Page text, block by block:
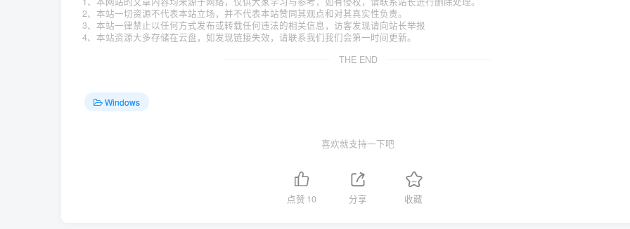
2、本站一切资源不代表本站立场，并不代表本站赞同其观点和对其真实性负责。
3、本站一律禁止以任何方式发布或转载任何违法的相关信息，访客发现请向站长举报
4、本站资源大多存储在云盘，如发现链接失效，请联系我们我们会第一时间更新。
THE END
Windows
喜欢就支持一下吧
点赞 10 分享 收藏